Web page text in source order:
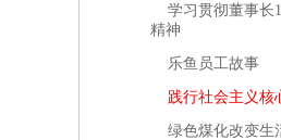
学习贯彻董事长
精神
乐鱼员工故事
践行社会主义核
绿色煤化改变生